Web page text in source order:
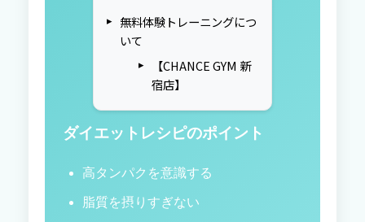
無料体験トレーニングにつ
いて
【CHANCE GYM 新
宿店】
ダイエットレシピのポイント
高タンパクを意識する
脂質を摂りすぎない